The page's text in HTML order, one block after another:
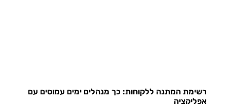
רשימת המתנה ללקוחות: כך מנהלים ימים עמוסים עם
אפליקציה